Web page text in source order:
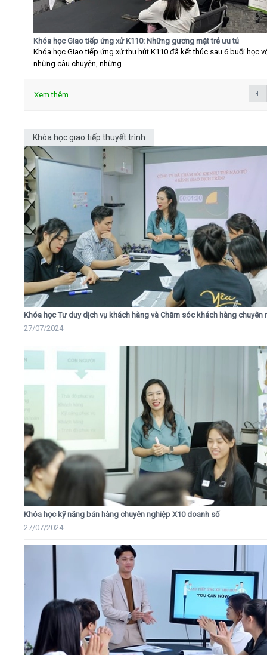
Khóa học Giao tiếp ứng xử K110: Những gương mặt trẻ ưu tú
Khóa học Giao tiếp ứng xử thu hút K110 đã kết thúc sau 6 buổi học
những câu chuyện, những...
Xem thêm
Khóa học giao tiếp thuyết trình
Khóa học Tư duy dịch vụ khách hàng và Chăm sóc khách hàng chuyên
27/07/2024
Khóa học kỹ năng bán hàng chuyên nghiệp X10 doanh số
27/07/2024